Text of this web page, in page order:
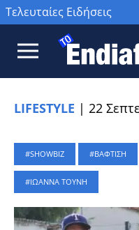
Τελευταίες Ειδήσεις
LIFESTYLE | 22
SHOWBIZ ΒΑΦΤΙΣΗ
ΙΩΑΝΝΑ ΤΟΥΝΗ